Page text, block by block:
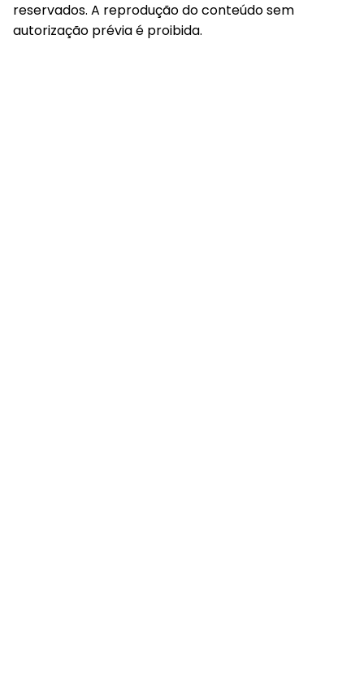
reservados. A reprodução do conteúdo sem
autorização prévia é proibida.